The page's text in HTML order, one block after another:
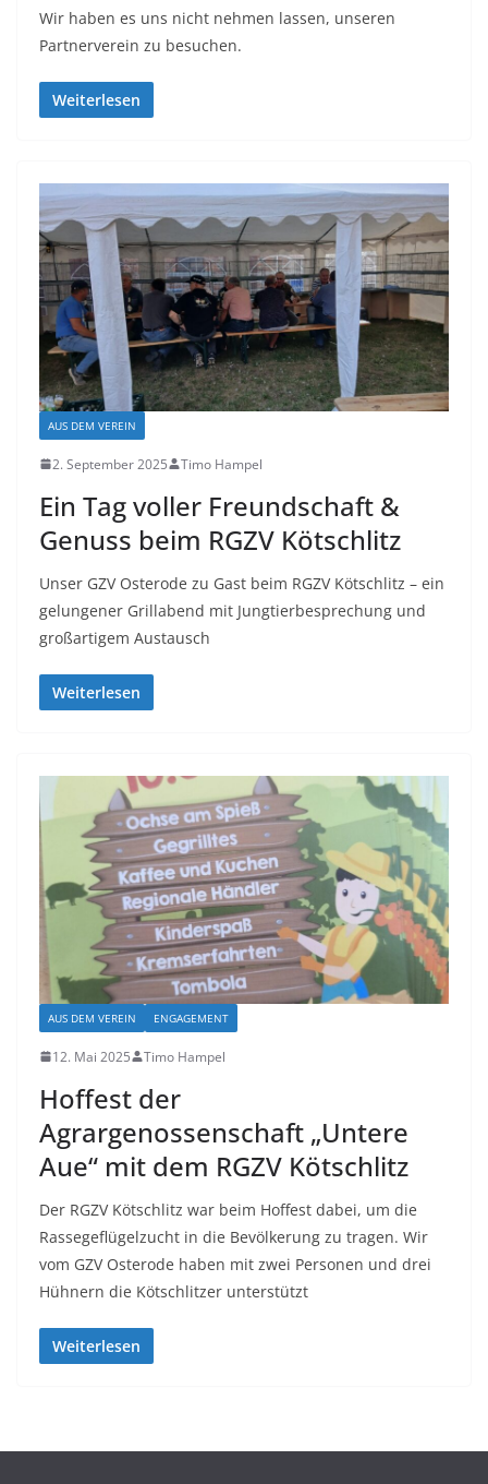
Wir haben es uns nicht nehmen lassen, unseren
Partnerverein zu besuchen.
Weiterlesen
AUS DEM VEREIN
2. September 2025 Timo Hampel
Ein Tag voller Freundschaft &
Genuss beim RGZV Kötschlitz
Unser GZV Osterode zu Gast beim RGZV Kötschlitz – ein
gelungener Grillabend mit Jungtierbesprechung und
großartigem Austausch
Weiterlesen
AUS DEM VEREIN ENGAGEMENT
12. Mai 2025 Timo Hampel
Hoffest der
Agrargenossenschaft „Untere
Aue“ mit dem RGZV Kötschlitz
Der RGZV Kötschlitz war beim Hoffest dabei, um die
Rassegeflügelzucht in die Bevölkerung zu tragen. Wir
vom GZV Osterode haben mit zwei Personen und drei
Hühnern die Kötschlitzer unterstützt
Weiterlesen